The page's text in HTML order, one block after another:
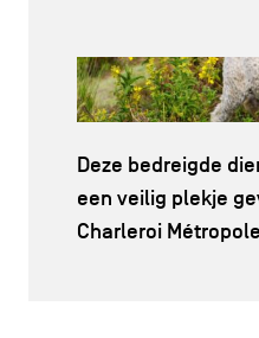
Deze bedreigde
een veilig plekje
Charleroi Métropole